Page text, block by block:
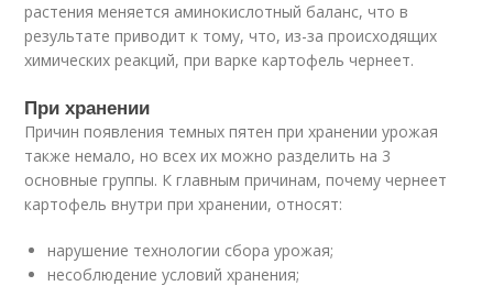
растения меняется аминокислотный баланс, что в
результате приводит к тому, что, из-за происходящих
химических реакций, при варке картофель чернеет.
При хранении
Причин появления темных пятен при хранении урожая
также немало, но всех их можно разделить на 3
основные группы. К главным причинам, почему чернеет
картофель внутри при хранении, относят:
нарушение технологии сбора урожая;
несоблюдение условий хранения;